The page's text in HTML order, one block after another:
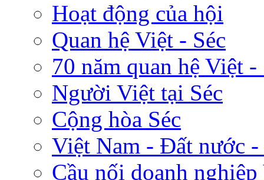
Hoạt động của hội
Quan hệ Việt - Séc
70 năm quan hệ Việt -
Người Việt tại Séc
Cộng hòa Séc
Việt Nam - Đất nước
Cầu nối doanh nghiệp